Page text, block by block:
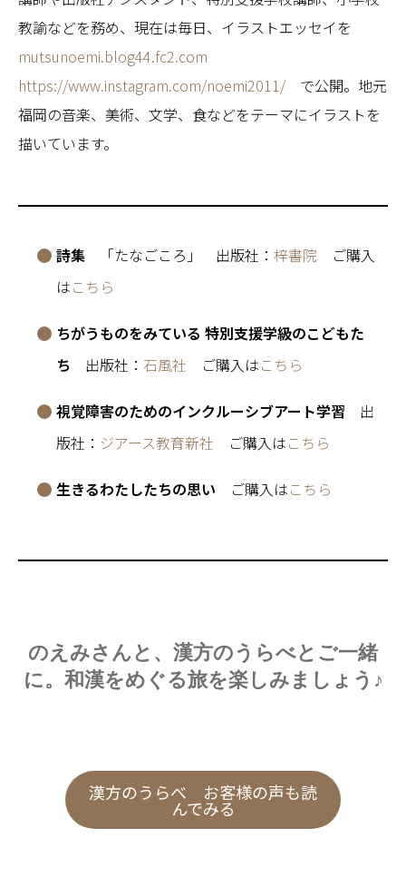
教諭などを務め、現在は毎日、イラストエッセイを
mutsunoemi.blog44.fc2.com
https://www.instagram.com/noemi2011/ で公開。地元
福岡の音楽、美術、文学、食などをテーマにイラストを
描いています。
詩集「たなごころ」 出版社： 梓書院 ご購入
はこちら
ちがうものをみている 特別支援学級のこどもた
ち 出版社： 石風社 ご購入はこちら
視覚障害のためのインクルーシブアート学習 出
版社： ジアース教育新社 ご購入はこちら
生きるわたしたちの思い ご購入はこちら
のえみさんと、漢方のうらべとご一緒
に。和漢をめぐる旅を楽しみましょう♪
漢方のうらべ お客様の声も読
んでみる